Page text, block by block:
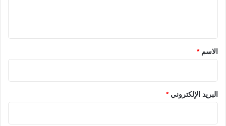
*
الاسم*
البريد الإلكتروني*